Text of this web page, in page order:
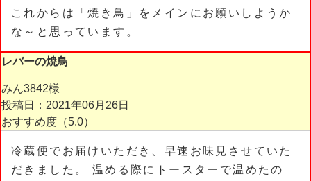
これからは「焼き鳥」をメインにお願いしようか
な～と思っています。
レバーの焼鳥
みん3842様
投稿日：2021年06月26日
おすすめ度（5.0）
冷蔵便でお届けいただき、早速お味見させていた
だきました。 温める際にトースターで温めたの